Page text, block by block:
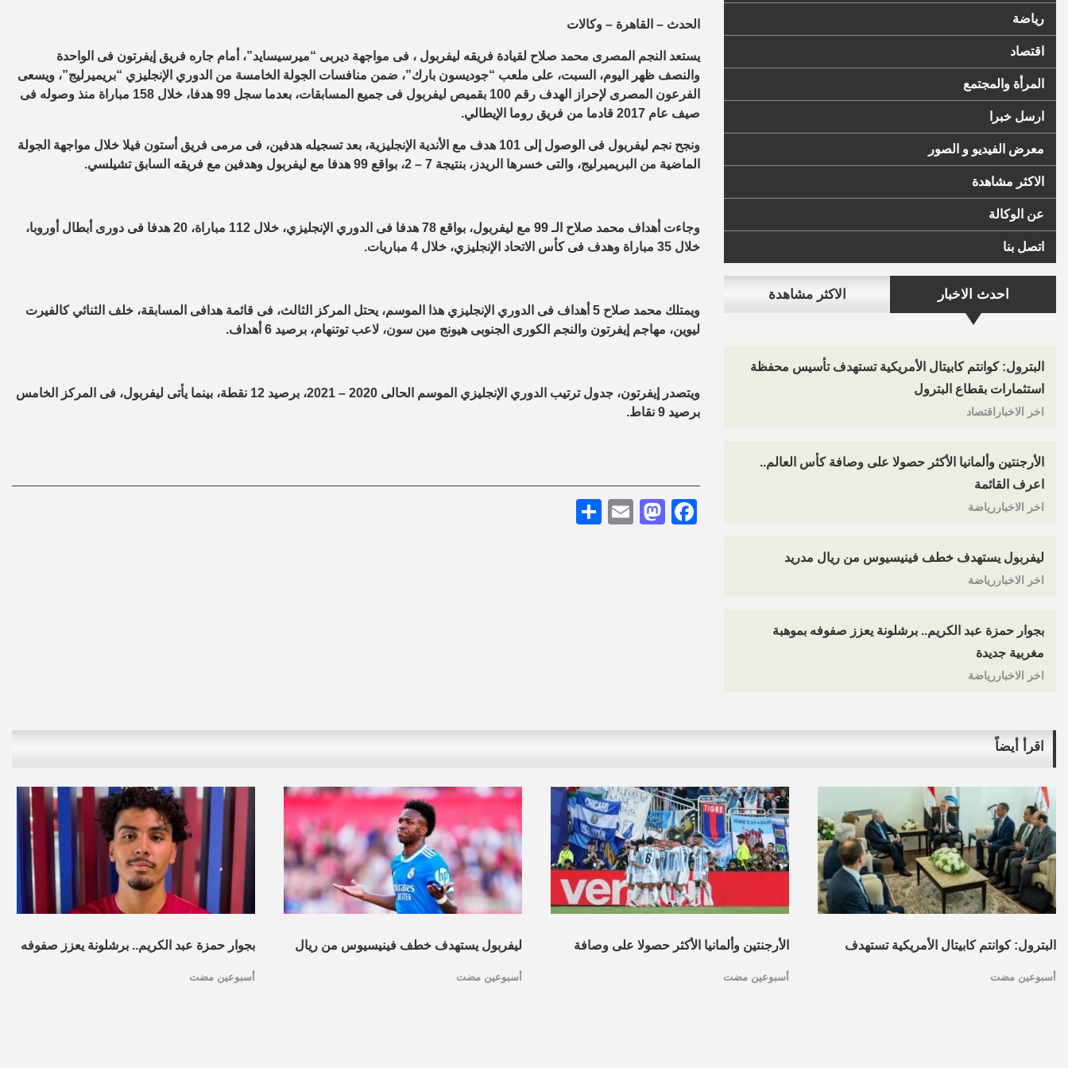
رياضة
اقتصاد
المرأة والمجتمع
ارسل خبرا
معرض الفيديو و الصور
الاكثر مشاهدة
عن الوكالة
اتصل بنا
احدث الاخبار الاكثر مشاهدة
البترول: كوانتم كابيتال الأمريكية تستهدف تأسيس محفظة
استثمارات بقطاع البترول
اخر الاخباراقتصاد
الأرجنتين وألمانيا الأكثر حصولا على وصافة كأس العالم..
اعرف القائمة
اخر الاخباررياضة
ليفربول يستهدف خطف فينيسيوس من ريال مدريد
اخر الاخباررياضة
بجوار حمزة عبد الكريم.. برشلونة يعزز صفوفه بموهبة
مغربية جديدة
اخر الاخباررياضة
الحدث – القاهرة – وكالات
يستعد النجم المصرى محمد صلاح لقيادة فريقه ليفربول ، فى مواجهة ديربى “ميرسيسايد”، أمام جاره فريق إيفرتون فى الواحدة
والنصف ظهر اليوم، السبت، على ملعب “جوديسون بارك”، ضمن منافسات الجولة الخامسة من الدوري الإنجليزي “بريميرليج”، ويسعى
الفرعون المصرى لإحراز الهدف رقم 100 بقميص ليفربول فى جميع المسابقات، بعدما سجل 99 هدفا، خلال 158 مباراة منذ وصوله فى
صيف عام 2017 قادما من فريق روما الإيطالي.
ونجح نجم ليفربول فى الوصول إلى 101 هدف مع الأندية الإنجليزية، بعد تسجيله هدفين، فى مرمى فريق أستون فيلا خلال مواجهة الجولة
الماضية من البريميرليج، والتى خسرها الريدز، بنتيجة 7 – 2، بواقع 99 هدفا مع ليفربول وهدفين مع فريقه السابق تشيلسي.
وجاءت أهداف محمد صلاح الـ 99 مع ليفربول، بواقع 78 هدفا فى الدوري الإنجليزي، خلال 112 مباراة، 20 هدفا فى دورى أبطال أوروبا،
خلال 35 مباراة وهدف فى كأس الاتحاد الإنجليزي، خلال 4 مباريات.
ويمتلك محمد صلاح 5 أهداف فى الدوري الإنجليزي هذا الموسم، يحتل المركز الثالث، فى قائمة هدافى المسابقة، خلف الثنائي كالفيرت
ليوين، مهاجم إيفرتون والنجم الكورى الجنوبى هيونج مين سون، لاعب توتنهام، برصيد 6 أهداف.
ويتصدر إيفرتون، جدول ترتيب الدوري الإنجليزي الموسم الحالى 2020 – 2021، برصيد 12 نقطة، بينما يأتى ليفربول، فى المركز الخامس
برصيد 9 نقاط.
Facebook
Mastodon
Email
اقرأ أيضاً
البترول: كوانتم كابيتال الأمريكية تستهدف
أسبوعين مضت
الأرجنتين وألمانيا الأكثر حصولا على وصافة
أسبوعين مضت
ليفربول يستهدف خطف فينيسيوس من ريال
أسبوعين مضت
بجوار حمزة عبد الكريم.. برشلونة يعزز صفوفه
أسبوعين مضت